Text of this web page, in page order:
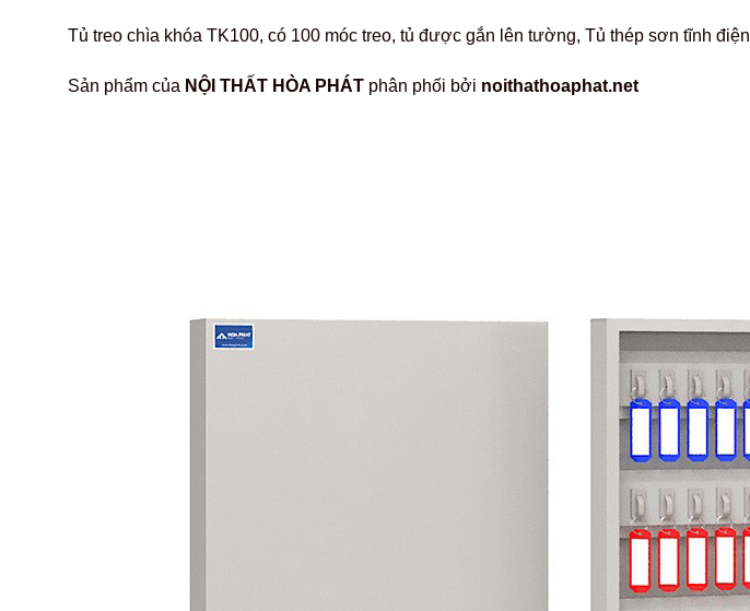
Tủ treo chìa khóa TK100, có 100 móc treo, tủ được gắn lên tường, Tủ thép sơn tĩnh điện
Sản phẩm của NỘI THẤT HÒA PHÁT phân phối bởi noithathoaphat.net